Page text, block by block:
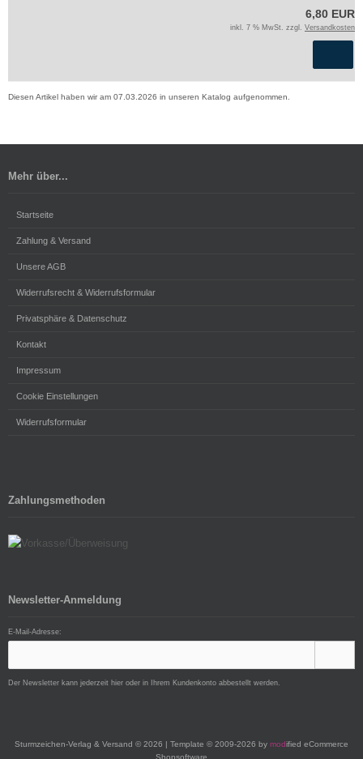
6,80 EUR
inkl. 7 % MwSt. zzgl. Versandkosten
Diesen Artikel haben wir am 07.03.2026 in unseren Katalog aufgenommen.
Mehr über...
Startseite
Zahlung & Versand
Unsere AGB
Widerrufsrecht & Widerrufsformular
Privatsphäre & Datenschutz
Kontakt
Impressum
Cookie Einstellungen
Widerrufsformular
Zahlungsmethoden
Newsletter-Anmeldung
E-Mail-Adresse:
Der Newsletter kann jederzeit hier oder in Ihrem Kundenkonto abbestellt werden.
Sturmzeichen-Verlag & Versand © 2026 | Template © 2009-2026 by modified eCommerce
Shopsoftware